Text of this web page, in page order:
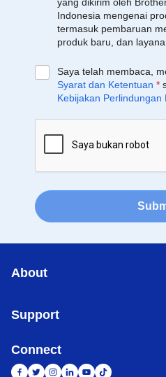
Indonesia mengenai
termasuk pembaruan
produk baru, dan
Saya telah membaca,
Syarat dan Ketentuan *
Kebijakan Perlindungan
About
Support
Connect